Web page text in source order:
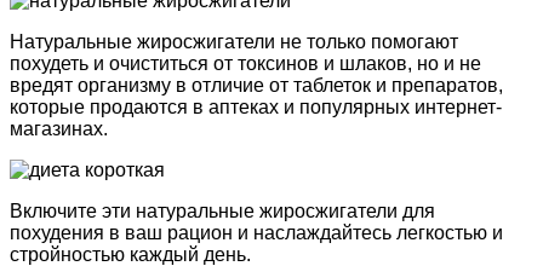
Натуральные жиросжигатели не только помогают
похудеть и очиститься от токсинов и шлаков, но и не
вредят организму в отличие от таблеток и препаратов,
которые продаются в аптеках и популярных интернет-
магазинах.
Включите эти натуральные жиросжигатели для
похудения в ваш рацион и наслаждайтесь легкостью и
стройностью каждый день.